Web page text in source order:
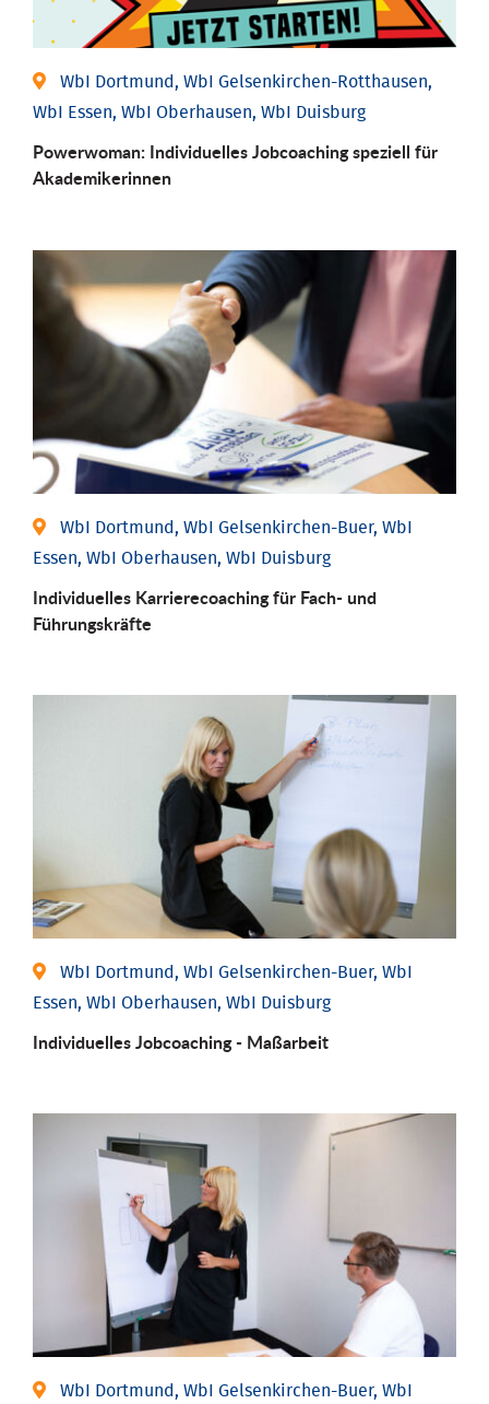
WbI Dortmund, WbI Gelsenkirchen-Rotthausen,
WbI Essen, WbI Oberhausen, WbI Duisburg
Powerwoman: Individu­elles Job­coaching speziell für
Aka­demiker­innen
WbI Dortmund, WbI Gelsenkirchen-Buer, WbI
Essen, WbI Oberhausen, WbI Duisburg
Individu­elles Karrierecoaching für Fach-­ und
Führungs­kräfte
WbI Dortmund, WbI Gelsenkirchen-Buer, WbI
Essen, WbI Oberhausen, WbI Duisburg
Individu­elles Job­coaching - Maßarbeit
WbI Dortmund, WbI Gelsenkirchen-Buer, WbI